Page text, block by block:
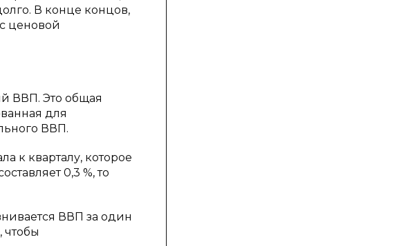
В конце концов,
ценовой
ВВП. Это общая
для
ВВП.
к кварталу, которое
0,3 %, то
ВВП за один
чтобы